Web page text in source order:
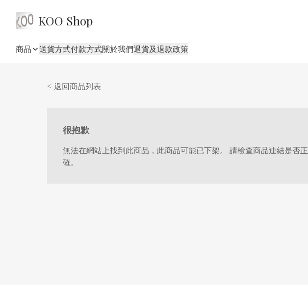
KOO Shop
商品 送貨方式付款方式關於我們退貨及退款政策
< 返回商品列表
很抱歉
無法在網站上找到此商品，此商品可能已下架。 請檢查商品連結是否正
確。